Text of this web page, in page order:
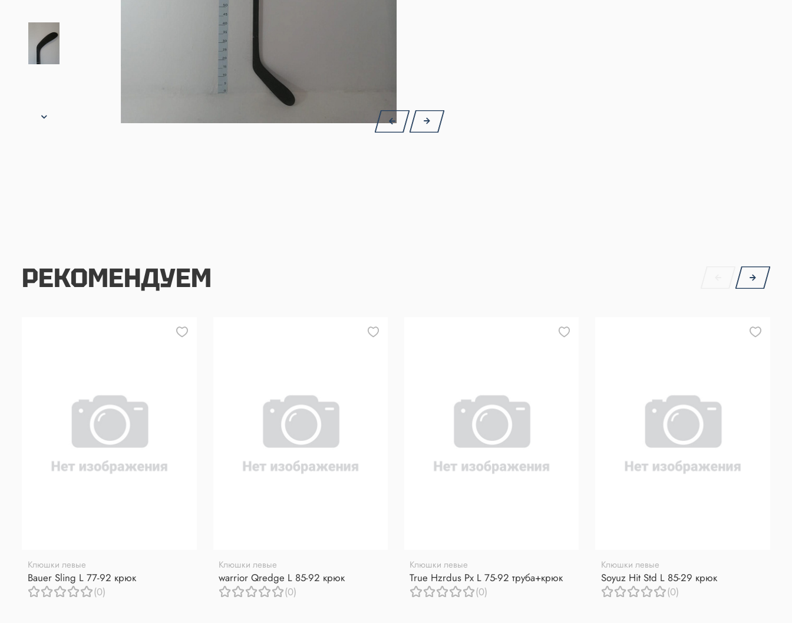
РЕКОМЕНДУЕМ
Клюшки левые
Bauer Sling L 77-92 крюк
(0)
Клюшки левые
warrior Qredge L 85-92 крюк
(0)
Клюшки левые
True Hzrdus Px L 75-92 труба+крюк
(0)
Клюшки левые
Soyuz Hit Std L 85-29 крюк
(0)